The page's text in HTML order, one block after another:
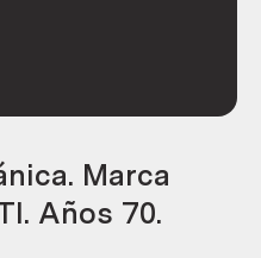
Marca
Años 70.